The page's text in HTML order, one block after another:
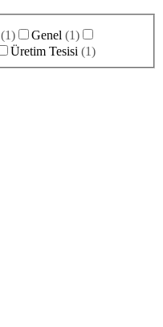
(1) Genel (1)
Üretim Tesisi (1)